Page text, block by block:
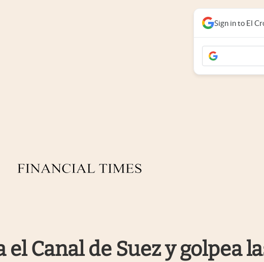
Sign in to El
Canal de Suez y golpea